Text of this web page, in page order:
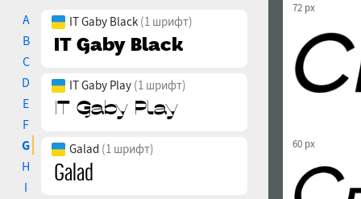
A
B
C
D
E
F
G
H
I
IT Gaby Black (1 шрифт)
IT Gaby Play (1 шрифт)
Galad (1 шрифт)
72 px
60 px